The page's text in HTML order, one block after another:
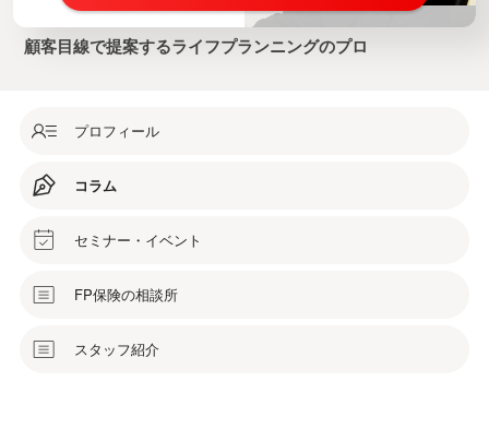
顧客目線で提案するライフプランニングのプロ
プロフィール
コラム
セミナー・イベント
FP保険の相談所
スタッフ紹介